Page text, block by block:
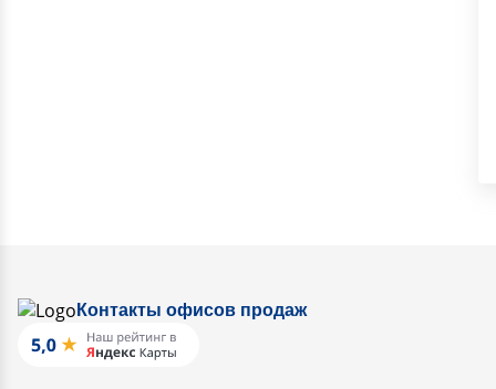
Контакты офисов продаж